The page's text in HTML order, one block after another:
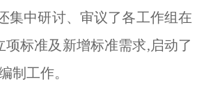
集中研讨、审议了各工作组在
项标准及新增标准需求,启动了
制工作。